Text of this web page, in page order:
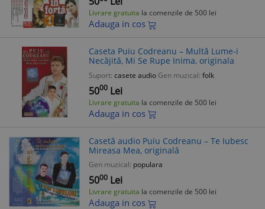
Livrare gratuita la comenzile de 500 lei
Adauga in cos
Caseta Puiu Codreanu ‎– Multă Lume-i
Necăjită, Mi Se Rupe Inima, originala
Suport: casete audio Gen muzical: folk
5000 Lei
Livrare gratuita la comenzile de 500 lei
Adauga in cos
Casetă audio Puiu Codreanu ‎– Te Iubesc
Mireasa Mea, originală
Gen muzical: populara
5000 Lei
Livrare gratuita la comenzile de 500 lei
Adauga in cos